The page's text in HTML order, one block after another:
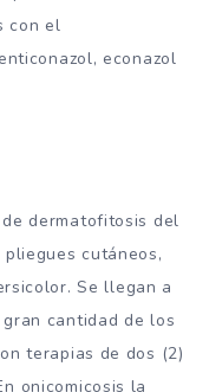
con el
econazol
dermatofitosis del
cutáneos,
Se llegan a
cantidad de los
terapias de dos (2)
onicomicosis la